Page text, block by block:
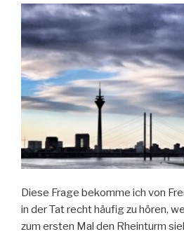
Diese Frage bekomme ich von
in der Tat recht häufig zu hören,
zum ersten Mal den Rheinturm